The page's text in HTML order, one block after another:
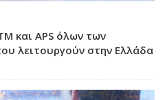
και APS όλων των
λειτουργούν στην Ελλάδα